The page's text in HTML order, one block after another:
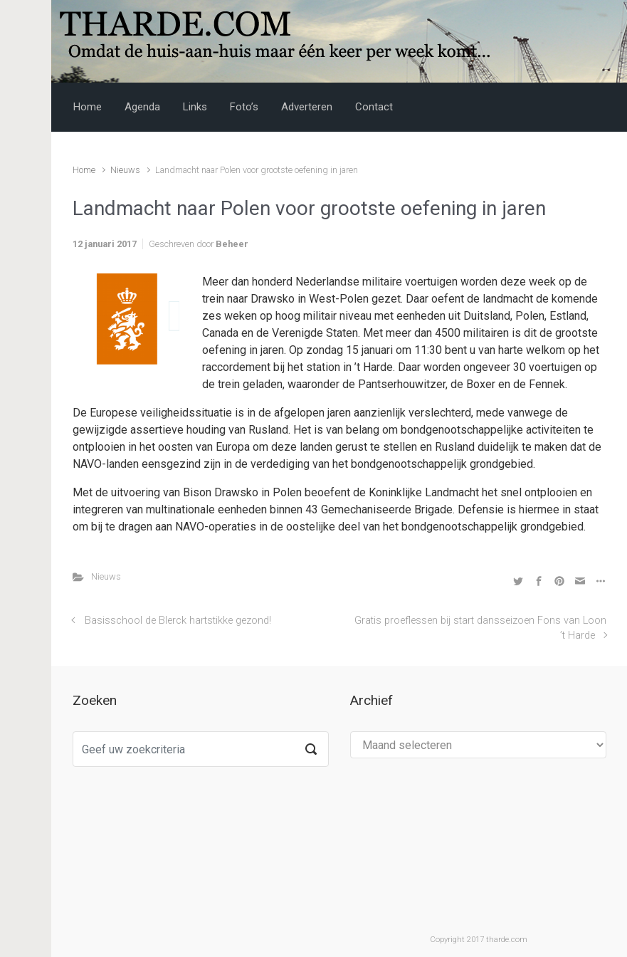
Skip to main content
Home Agenda Links Foto’s Adverteren Contact
Home Nieuws Landmacht naar Polen voor grootste oefening in jaren
Landmacht naar Polen voor grootste oefening in jaren
12 januari 2017 Geschreven door Beheer
Meer dan honderd Nederlandse militaire voertuigen worden deze week op de
trein naar Drawsko in West-Polen gezet. Daar oefent de landmacht de komende
zes weken op hoog militair niveau met eenheden uit Duitsland, Polen, Estland,
Canada en de Verenigde Staten. Met meer dan 4500 militairen is dit de grootste
oefening in jaren. Op zondag 15 januari om 11:30 bent u van harte welkom op het
raccordement bij het station in ’t Harde. Daar worden ongeveer 30 voertuigen op
de trein geladen, waaronder de Pantserhouwitzer, de Boxer en de Fennek.
De Europese veiligheidssituatie is in de afgelopen jaren aanzienlijk verslechterd, mede vanwege de
gewijzigde assertieve houding van Rusland. Het is van belang om bondgenootschappelijke activiteiten te
ontplooien in het oosten van Europa om deze landen gerust te stellen en Rusland duidelijk te maken dat de
NAVO-landen eensgezind zijn in de verdediging van het bondgenootschappelijk grondgebied.
Met de uitvoering van Bison Drawsko in Polen beoefent de Koninklijke Landmacht het snel ontplooien en
integreren van multinationale eenheden binnen 43 Gemechaniseerde Brigade. Defensie is hiermee in staat
om bij te dragen aan NAVO-operaties in de oostelijke deel van het bondgenootschappelijk grondgebied.
Nieuws
Basisschool de Blerck hartstikke gezond!
Gratis proeflessen bij start dansseizoen Fons van Loon
’t Harde
Zoeken Archief
Copyright 2017 tharde.com